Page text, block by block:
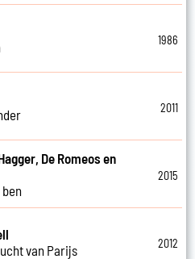
1986
2011
De Romeos en
2015
van Parijs
2012